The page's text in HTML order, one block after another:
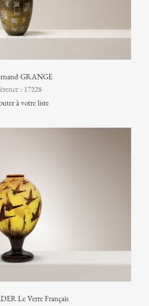
GRANGE
: 17228
à votre liste
Le Verre Français